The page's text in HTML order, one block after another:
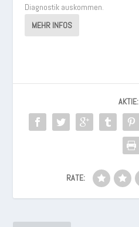
Diagnostik auskommen.
MEHR INFOS
AKTIE:
RATE: